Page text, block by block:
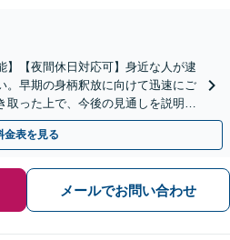
】【夜間休日対応可】身近な人が逮
。早期の身柄釈放に向けて迅速にご
取った上で、今後の見通しを説明し
い。
金表を見る
メールでお問い合わせ